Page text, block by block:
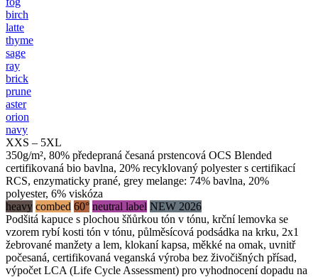
birch
latte
thyme
sage
ray
brick
prune
aster
orion
navy
XXS – 5XL
350g/m², 80% předepraná česaná prstencová OCS Blended
certifikovaná bio bavlna, 20% recyklovaný polyester s certifikací
RCS, enzymaticky prané, grey melange: 74% bavlna, 20%
polyester, 6% viskóza
heavy combed 60° neutral label NEW 2026
Podšitá kapuce s plochou šňůrkou tón v tónu, krční lemovka se
vzorem rybí kosti tón v tónu, půlměsícová podsádka na krku, 2x1
žebrované manžety a lem, klokaní kapsa, měkké na omak, uvnitř
počesaná, certifikovaná veganská výroba bez živočišných přísad,
výpočet LCA (Life Cycle Assessment) pro vyhodnocení dopadu na